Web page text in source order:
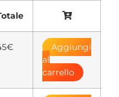
Aggiungi
al
carrello